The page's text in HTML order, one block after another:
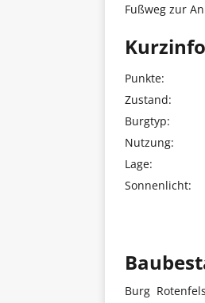
Fußweg zur
Kurzinfo
Punkte:
Zustand:
Burgtyp:
Nutzung:
Lage:
Sonnenlicht:
Burg